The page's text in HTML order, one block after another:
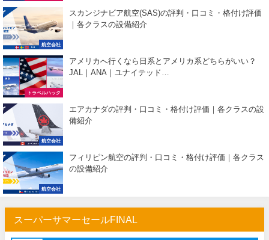
航空会社
スカンジナビア航空(SAS)の評判・口コミ・格付け評価
｜各クラスの設備紹介
トラベルハック
アメリカへ行くなら日系とアメリカ系どちらがいい？
JAL｜ANA｜ユナイテッド…
航空会社
エアカナダの評判・口コミ・格付け評価｜各クラスの設
備紹介
航空会社
フィリピン航空の評判・口コミ・格付け評価｜各クラス
の設備紹介
スーパーサマーセールFINAL